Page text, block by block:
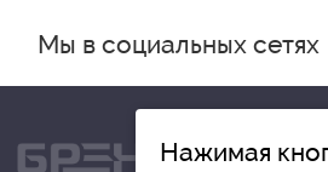
Мы в социальных сетях
Нажимая